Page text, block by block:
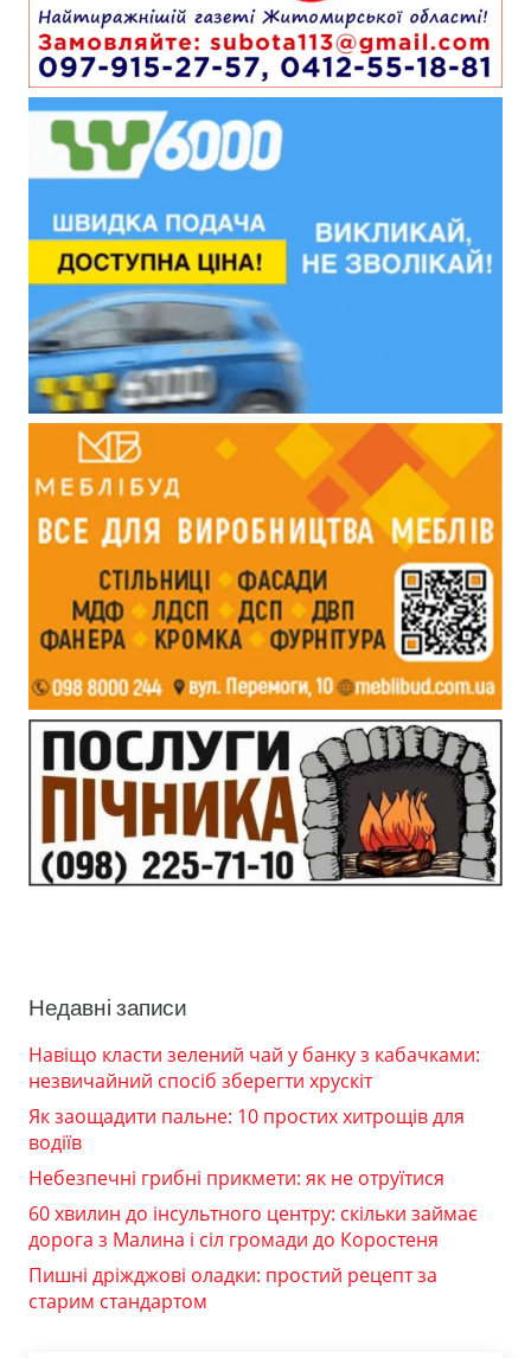
Недавні записи
Навіщо класти зелений чай у банку з кабачками:
незвичайний спосіб зберегти хрускіт
Як заощадити пальне: 10 простих хитрощів для
водіїв
Небезпечні грибні прикмети: як не отруїтися
60 хвилин до інсультного центру: скільки займає
дорога з Малина і сіл громади до Коростеня
Пишні дріжджові оладки: простий рецепт за
старим стандартом